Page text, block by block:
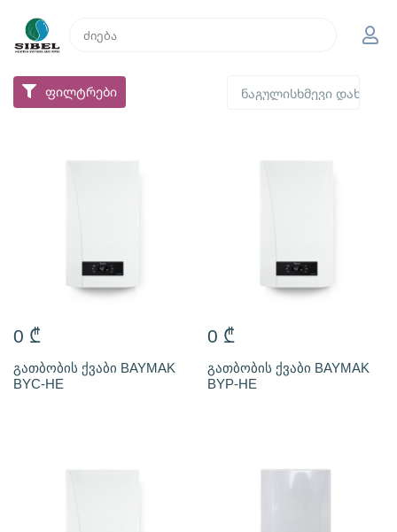
ფილტრები
0 ₾
გათბობის ქვაბი BAYMAK
BYC-HE
0 ₾
გათბობის ქვაბი BAYMAK
BYP-HE